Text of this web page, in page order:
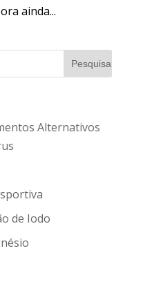
ainda...
Alternativos
de Iodo